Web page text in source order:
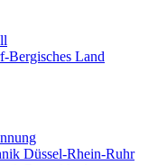
Bergisches Land
Düssel-Rhein-Ruhr